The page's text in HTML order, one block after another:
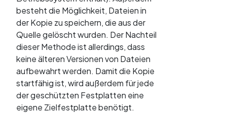
besteht die Möglichkeit, Dateien in
der Kopie zu speichern, die aus der
Quelle gelöscht wurden. Der Nachteil
dieser Methode ist allerdings, dass
keine älteren Versionen von Dateien
aufbewahrt werden. Damit die Kopie
startfähig ist, wird außerdem für jede
der geschützten Festplatten eine
eigene Zielfestplatte benötigt.